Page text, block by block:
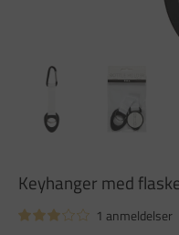
Keyhanger med
1 anmeldelser